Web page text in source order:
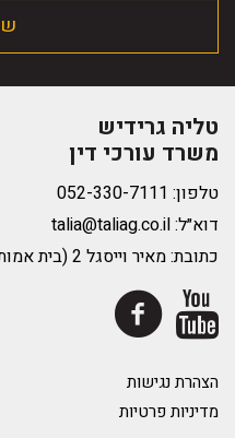
טליה גרידיש
משרד עורכי דין
טלפון:
דוא״ל:talia@taliag.co.il
כתובת: מאיר וייסגל 2 (בית אמות) רחובות
הצהרת נגישות
מדיניות פרטיות